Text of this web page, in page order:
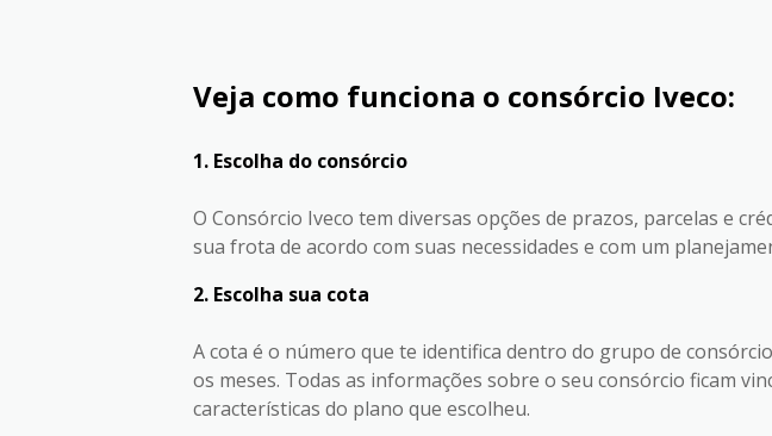
Veja como funciona o consórcio Iveco:
1. Escolha do consórcio
O Consórcio Iveco tem diversas opções de prazos, parcelas e
sua frota de acordo com suas necessidades e com um
2. Escolha sua cota
A cota é o número que te identifica dentro do grupo de
os meses. Todas as informações sobre o seu consórcio ficam
características do plano que escolheu.